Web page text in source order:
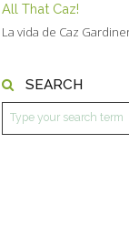
All That Caz!
La vida de Caz
SEARCH